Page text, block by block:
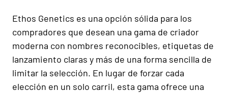
Ethos Genetics es una opción sólida para los
compradores que desean una gama de criador
moderna con nombres reconocibles, etiquetas de
lanzamiento claras y más de una forma sencilla de
limitar la selección. En lugar de forzar cada
elección en un solo carril, esta gama ofrece una